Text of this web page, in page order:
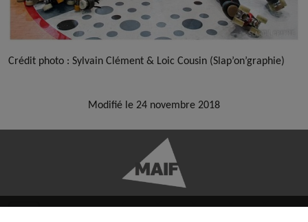
Crédit photo : Sylvain Clément & Loic Cousin (Slap’on’graphie)
Modifié le 24 novembre 2018